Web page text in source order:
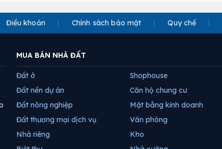
Điều khoản Chính sách bảo mật Quy chế
MUA BÁN NHÀ ĐẤT
Đất ở
Đất nền dự án
Đất nông nghiệp
Đất thương mại dịch vụ
Nhà riêng
Shophouse
Căn hộ chung cư
Mặt bằng kinh doanh
Văn phòng
Kho